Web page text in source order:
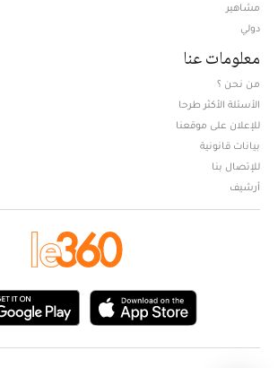
مشاهير
دولي
معلومات عنا
من نحن ؟
الأسئلة الأكثر طرحا
للإعلان على موقعنا
بيانات قانونية
للإتصال بنا
أرشيف